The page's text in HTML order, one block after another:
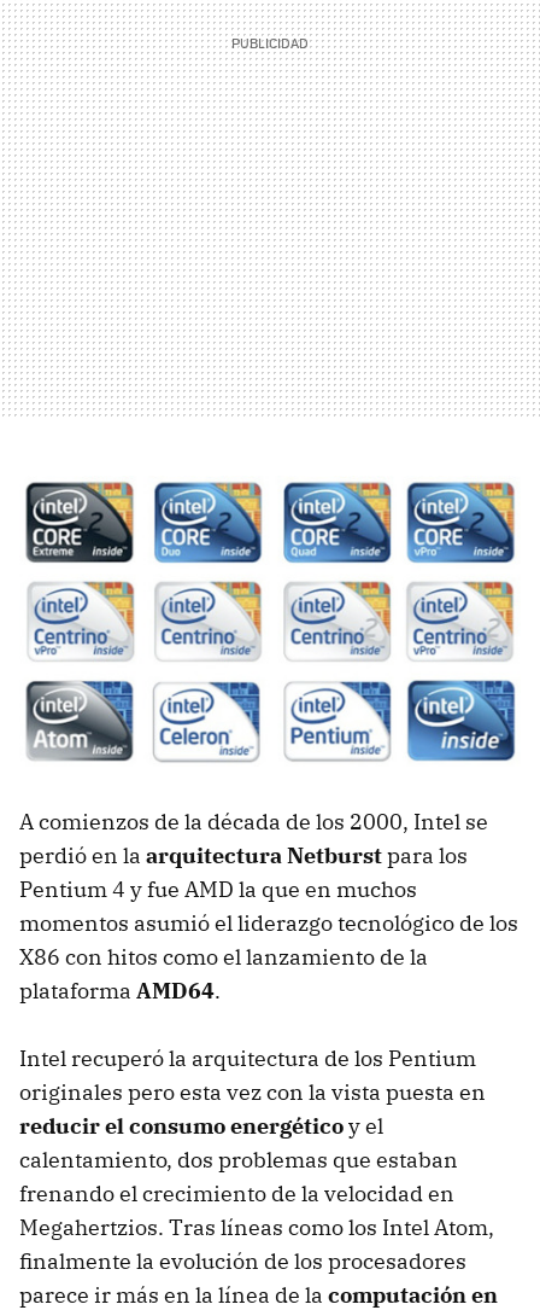
A comienzos de la década de los 2000, Intel se
perdió en la arquitectura Netburstpara los
Pentium 4 y fue AMD la que en muchos
momentos asumió el liderazgo tecnológico de los
X86 con hitos como el lanzamiento de la
plataforma AMD64.
Intel recuperó la arquitectura de los Pentium
originales pero esta vez con la vista puesta en
reducir el consumo energéticoy el
calentamiento, dos problemas que estaban
frenando el crecimiento de la velocidad en
Megahertzios. Tras líneas como los Intel Atom,
finalmente la evolución de los procesadores
parece ir más en la línea de la computación en